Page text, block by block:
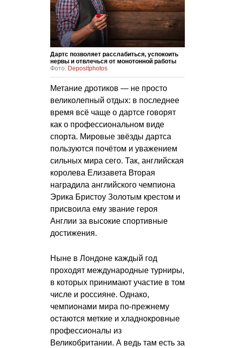
Дартс позволяет расслабиться, успокоить
нервы и отвлечься от монотонной работы
Фото: Depositphotos
Метание дротиков — не просто
великолепный отдых: в последнее
время всё чаще о дартсе говорят
как о профессиональном виде
спорта. Мировые звёзды дартса
пользуются почётом и уважением
сильных мира сего. Так, английская
королева Елизавета Вторая
наградила английского чемпиона
Эрика Бристоу Золотым крестом и
присвоила ему звание героя
Англии за высокие спортивные
достижения.
Ныне в Лондоне каждый год
проходят международные турниры,
в которых принимают участие в том
числе и россияне. Однако,
чемпионами мира по-прежнему
остаются меткие и хладнокровные
профессионалы из
Великобритании. А ведь там есть за